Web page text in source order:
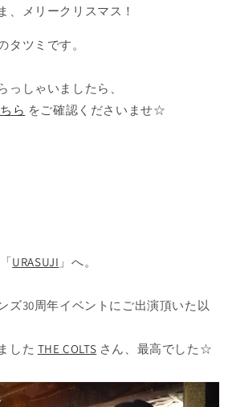
、メリークリスマス！
タツミです。
っしゃいましたら、
ら をご確認くださいませ☆
URASUJI 」へ。
ズ30周年イベントにご出演頂いた以
した THE COLTS さん、最高でした☆